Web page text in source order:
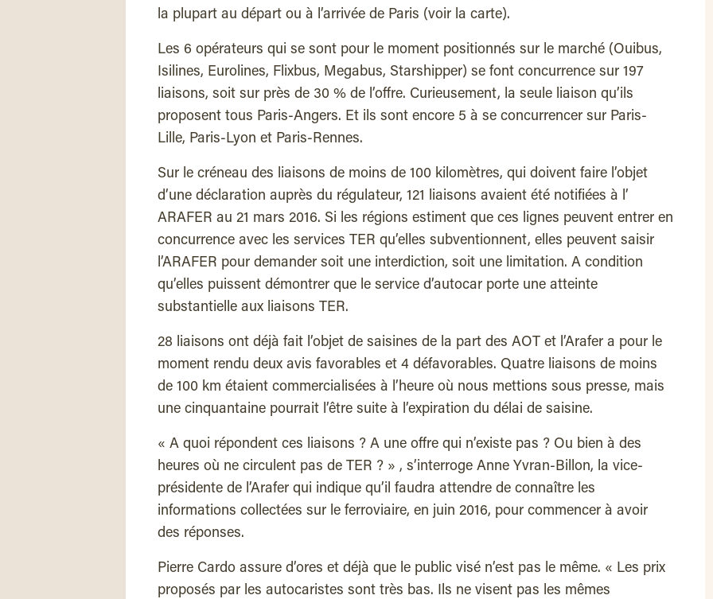
la plupart au départ ou à l’arrivée de Paris (voir la carte).
Les 6 opérateurs qui se sont pour le moment positionnés sur le marché (Ouibus,
Isilines, Eurolines, Flixbus, Megabus, Starshipper) se font concurrence sur 197
liaisons, soit sur près de 30 % de l’offre. Curieusement, la seule liaison qu’ils
proposent tous Paris-Angers. Et ils sont encore 5 à se concurrencer sur Paris-
Lille, Paris-Lyon et Paris-Rennes.
Sur le créneau des liaisons de moins de 100 kilomètres, qui doivent faire l’objet
d’une déclaration auprès du régulateur, 121 liaisons avaient été notifiées à l’
ARAFER au 21 mars 2016. Si les régions estiment que ces lignes peuvent entrer en
concurrence avec les services TER qu’elles subventionnent, elles peuvent saisir
l’ARAFER pour demander soit une interdiction, soit une limitation. A condition
qu’elles puissent démontrer que le service d’autocar porte une atteinte
substantielle aux liaisons TER.
28 liaisons ont déjà fait l’objet de saisines de la part des AOT et l’Arafer a pour le
moment rendu deux avis favorables et 4 défavorables. Quatre liaisons de moins
de 100 km étaient commercialisées à l’heure où nous mettions sous presse, mais
une cinquantaine pourrait l’être suite à l’expiration du délai de saisine.
« A quoi répondent ces liaisons ? A une offre qui n’existe pas ? Ou bien à des
heures où ne circulent pas de TER ? » , s’interroge Anne Yvran-Billon, la vice-
présidente de l’Arafer qui indique qu’il faudra attendre de connaître les
informations collectées sur le ferroviaire, en juin 2016, pour commencer à avoir
des réponses.
Pierre Cardo assure d’ores et déjà que le public visé n’est pas le même. « Les prix
proposés par les autocaristes sont très bas. Ils ne visent pas les mêmes